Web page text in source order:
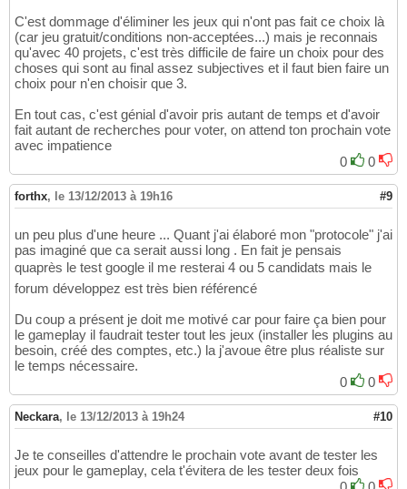
C'est dommage d'éliminer les jeux qui n'ont pas fait ce choix là
(car jeu gratuit/conditions non-acceptées...) mais je reconnais
qu'avec 40 projets, c'est très difficile de faire un choix pour des
choses qui sont au final assez subjectives et il faut bien faire un
choix pour n'en choisir que 3.
En tout cas, c'est génial d'avoir pris autant de temps et d'avoir
fait autant de recherches pour voter, on attend ton prochain vote
avec impatience
0
0
forthx, le 13/12/2013 à 19h16 #9
un peu plus d'une heure ... Quant j'ai élaboré mon "protocole" j'ai
pas imaginé que ca serait aussi long . En fait je pensais
quaprès le test google il me resterai 4 ou 5 candidats mais le
forum développez est très bien référencé
Du coup a présent je doit me motivé car pour faire ça bien pour
le gameplay il faudrait tester tout les jeux (installer les plugins au
besoin, créé des comptes, etc.) la j'avoue être plus réaliste sur
le temps nécessaire.
0
0
Neckara, le 13/12/2013 à 19h24 #10
Je te conseilles d'attendre le prochain vote avant de tester les
jeux pour le gameplay, cela t'évitera de les tester deux fois